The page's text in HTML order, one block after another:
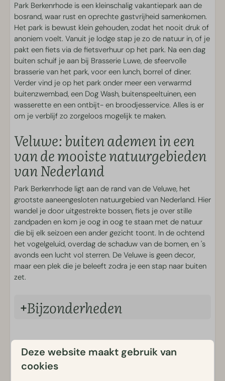
Woonruimte
Smart TV met streamfunctie
Parkfaciliteiten
Dog Wash
Wasserette
Vakantiepark aan de bosrand
Zwemmen en Wellness
Verwarmd buitenzwembad
Sport & Spel
Buitenspeeltuinen
Eten en Drinken
Brasserie Luwe
Cafetaria
Ontbijt en Broodjesservice
Borrelplanken
Fietsverhuur
Elektrische scooter verhuur
Park Berkenrhode is een kleinschalig vakantiepark aan de
bosrand, waar rust en oprechte gastvrijheid samenkomen.
Het park is bewust klein gehouden, zodat het nooit druk of
anoniem voelt. Vanuit je lodge stap je zo de natuur in, of je
pakt een fiets via de fietsverhuur op het park. Na een dag
buiten schuif je aan bij Brasserie Luwe, de sfeervolle
brasserie van het park, voor een lunch, borrel of diner.
Verder vind je op het park onder meer een verwarmd
buitenzwembad, een Dog Wash, buitenspeeltuinen, een
wasserette en een ontbijt- en broodjesservice. Alles is er
om je verblijf zo zorgeloos mogelijk te maken.
Veluwe: buiten ademen in een
van de mooiste natuurgebieden
van Nederland
Park Berkenrhode ligt aan de rand van de Veluwe, het
grootste aaneengesloten natuurgebied van Nederland. Hier
wandel je door uitgestrekte bossen, fiets je over stille
zandpaden en kom je oog in oog te staan met de natuur
die bij elk seizoen een ander gezicht toont. In de ochtend
het vogelgeluid, overdag de schaduw van de bomen, en 's
avonds een lucht vol sterren. De Veluwe is geen decor,
maar een plek die je beleeft zodra je een stap naar buiten
zet.
Bijzonderheden
De woning is voorzien van CV en airconditioning
Slaapkamer 1: 2 eenpersoonsbedden tegen elkaar (elk
70 cm breed)
Aanvullende huisregels
Ons verblijf is uitsluitend bedoeld voor recreatief gebruik.
Deze website maakt gebruik van
cookies